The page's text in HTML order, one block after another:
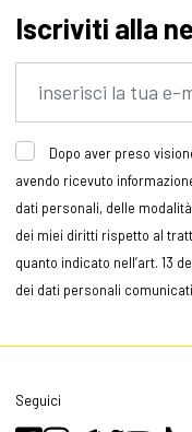
Iscriviti alla
Dopo aver preso
avendo ricevuto
dati personali, delle
dei miei diritti rispetto al
quanto indicato nell’art. 13
dei dati personali comunicati
Seguici